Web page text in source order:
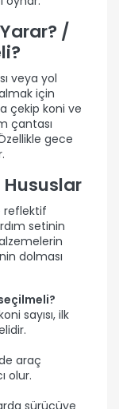
/
veya yol
için
çekip koni ve
çantası
gece
Hususlar
reflektif
setinin
dolması
sayısı, ilk
araç
olur.